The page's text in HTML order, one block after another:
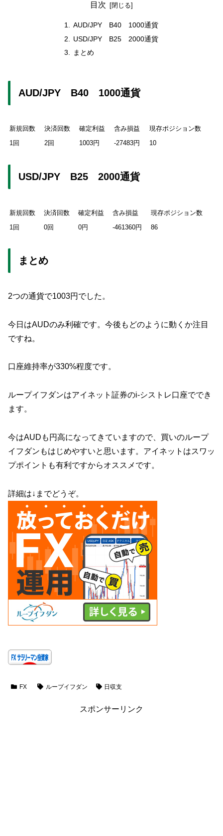
目次
AUD/JPY B40 1000通貨
USD/JPY B25 2000通貨
まとめ
AUD/JPY B40 1000通貨
新規回数 決済回数 確定利益 含み損益
現存ポジション数
1回
2回 1003円 -27483円 10
USD/JPY B25 2000通貨
新規回数 決済回数 確定利益 含み損益
現存ポジション数
1回
0回 0円 -461360円 86
まとめ
2つの通貨で1003円でした。
今日はAUDのみ利確です。今後もどのように動くか注目
ですね。
口座維持率が330%程度です。
ループイフダンはアイネット証券のi-シストレ口座ででき
ます。
今はAUDも円高になってきていますので、買いのループ
イフダンもはじめやすいと思います。アイネットはスワッ
プポイントも有利ですからオススメです。
詳細は↓までどうぞ。
FX ループイフダン 日収支
スポンサーリンク